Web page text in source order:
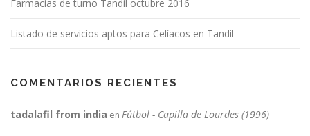
Farmacias de turno Tandil octubre 2016
Listado de servicios aptos para Celíacos en Tandil
COMENTARIOS RECIENTES
tadalafil from india en Fútbol - Capilla de Lourdes (1996)